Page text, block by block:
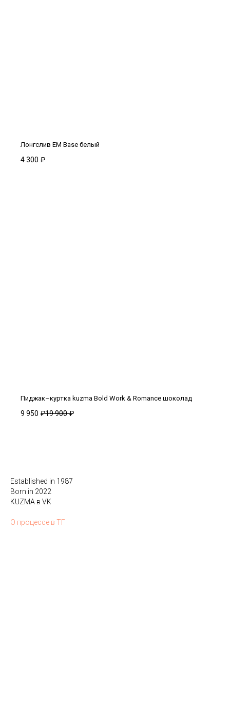
Лонгслив EM Base белый
4 300 ₽
Пиджак–куртка kuzma Bold Work & Romance шоколад
9 950 ₽19 900 ₽
Established in 1987
Born in 2022
KUZMA в VK
О процессе в ТГ